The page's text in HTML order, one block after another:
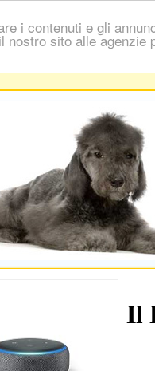
i contenuti e gli
sito alle
Il